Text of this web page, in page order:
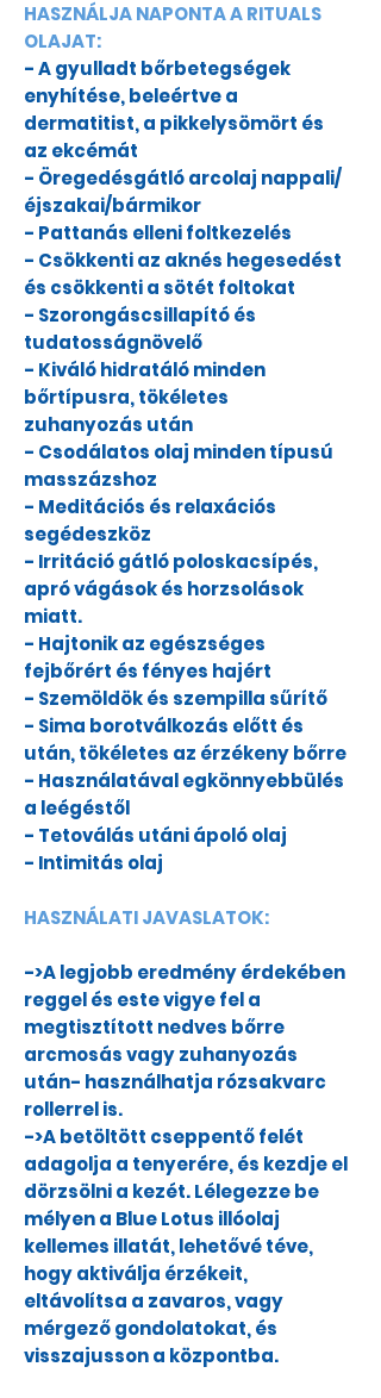
HASZNÁLJA NAPONTA A RITUALS
OLAJAT:
- A gyulladt bőrbetegségek
enyhítése, beleértve a
dermatitist, a pikkelysömört és
az ekcémát
- Öregedésgátló arcolaj nappali/
éjszakai/bármikor
- Pattanás elleni foltkezelés
- Csökkenti az aknés hegesedést
és csökkenti a sötét foltokat
- Szorongáscsillapító és
tudatosságnövelő
- Kiváló hidratáló minden
bőrtípusra, tökéletes
zuhanyozás után
- Csodálatos olaj minden típusú
masszázshoz
- Meditációs és relaxációs
segédeszköz
- Irritáció gátló poloskacsípés,
apró vágások és horzsolások
miatt.
- Hajtonik az egészséges
fejbőrért és fényes hajért
- Szemöldök és szempilla sűrítő
- Sima borotválkozás előtt és
után, tökéletes az érzékeny bőrre
- Használatával egkönnyebbülés
a leégéstől
- Tetoválás utáni ápoló olaj
- Intimitás olaj
HASZNÁLATI JAVASLATOK:
->A legjobb eredmény érdekében
reggel és este vigye fel a
megtisztított nedves bőrre
arcmosás vagy zuhanyozás
után- használhatja rózsakvarc
rollerrel is.
->A betöltött cseppentő felét
adagolja a tenyerére, és kezdje el
dörzsölni a kezét. Lélegezze be
mélyen a Blue Lotus illóolaj
kellemes illatát, lehetővé téve,
hogy aktiválja érzékeit,
eltávolítsa a zavaros, vagy
mérgező gondolatokat, és
visszajusson a központba.